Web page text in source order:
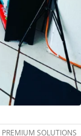
PREMIUM SOLUTIONS